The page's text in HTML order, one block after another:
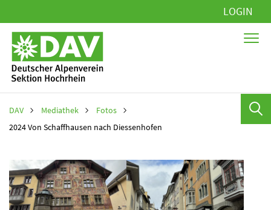
LOGIN
DAV Mediathek
Fotos
2024 Von Schaffhausen nach Diessenhofen